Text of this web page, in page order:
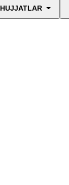
HUJJATLAR